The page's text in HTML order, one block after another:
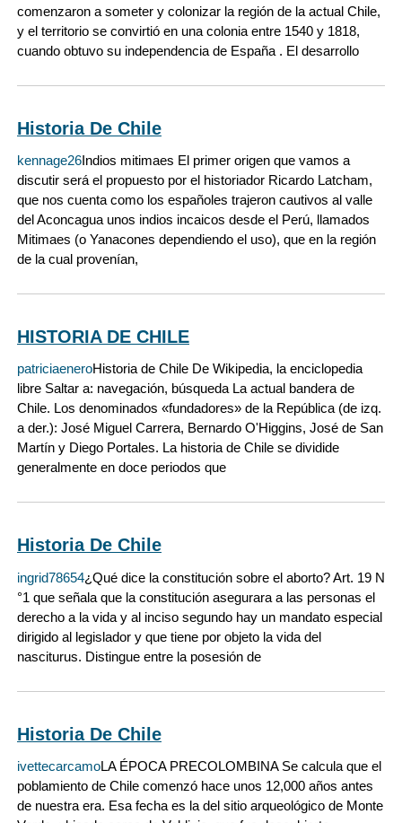
comenzaron a someter y colonizar la región de la actual Chile,
y el territorio se convirtió en una colonia entre 1540 y 1818,
cuando obtuvo su independencia de España . El desarrollo
Historia De Chile
kennage26Indios mitimaes El primer origen que vamos a
discutir será el propuesto por el historiador Ricardo Latcham,
que nos cuenta como los españoles trajeron cautivos al valle
del Aconcagua unos indios incaicos desde el Perú, llamados
Mitimaes (o Yanacones dependiendo el uso), que en la región
de la cual provenían,
HISTORIA DE CHILE
patriciaeneroHistoria de Chile De Wikipedia, la enciclopedia
libre Saltar a: navegación, búsqueda La actual bandera de
Chile. Los denominados «fundadores» de la República (de izq.
a der.): José Miguel Carrera, Bernardo O'Higgins, José de San
Martín y Diego Portales. La historia de Chile se dividide
generalmente en doce periodos que
Historia De Chile
ingrid78654¿Qué dice la constitución sobre el aborto? Art. 19 N
°1 que señala que la constitución asegurara a las personas el
derecho a la vida y al inciso segundo hay un mandato especial
dirigido al legislador y que tiene por objeto la vida del
nasciturus. Distingue entre la posesión de
Historia De Chile
ivettecarcamoLA ÉPOCA PRECOLOMBINA Se calcula que el
poblamiento de Chile comenzó hace unos 12,000 años antes
de nuestra era. Esa fecha es la del sitio arqueológico de Monte